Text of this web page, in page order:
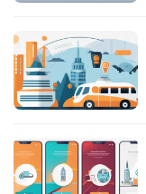
服
务
与
持